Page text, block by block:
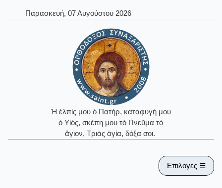
Παρασκευή, 07 Αυγούστου 2026
Ἡ ἐλπίς μου ὁ Πατήρ, καταφυγή μου
ὁ Υἱός, σκέπη μου τὸ Πνεῦμα τὸ
ἅγιον, Τριὰς ἁγία, δόξα σοι.
Επιλογές ☰